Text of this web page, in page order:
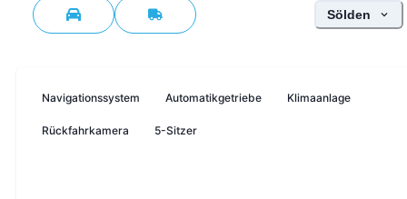
Standort
Sölden
Navigationssystem Automatikgetriebe Klimaanlage
Rückfahrkamera 5-Sitzer